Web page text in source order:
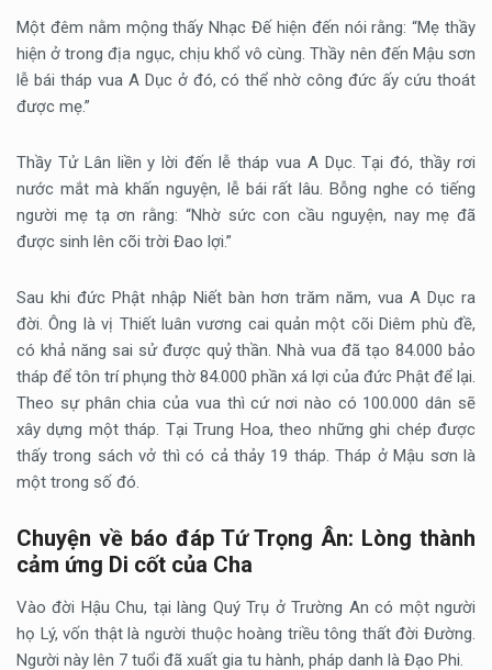
Một đêm nằm mộng thấy Nhạc Đế hiện đến nói rằng: “Mẹ thầy
hiện ở trong địa ngục, chịu khổ vô cùng. Thầy nên đến Mậu sơn
lễ bái tháp vua A Dục ở đó, có thể nhờ công đức ấy cứu thoát
được mẹ.”
Thầy Tử Lân liền y lời đến lễ tháp vua A Dục. Tại đó, thầy rơi
nước mắt mà khấn nguyện, lễ bái rất lâu. Bỗng nghe có tiếng
người mẹ tạ ơn rằng: “Nhờ sức con cầu nguyện, nay mẹ đã
được sinh lên cõi trời Đao lợi.”
Sau khi đức Phật nhập Niết bàn hơn trăm năm, vua A Dục ra
đời. Ông là vị Thiết luân vương cai quản một cõi Diêm phù đề,
có khả năng sai sử được quỷ thần. Nhà vua đã tạo 84.000 bảo
tháp để tôn trí phụng thờ 84.000 phần xá lợi của đức Phật để lại.
Theo sự phân chia của vua thì cứ nơi nào có 100.000 dân sẽ
xây dựng một tháp. Tại Trung Hoa, theo những ghi chép được
thấy trong sách vở thì có cả thảy 19 tháp. Tháp ở Mậu sơn là
một trong số đó.
Chuyện về báo đáp Tứ Trọng Ân: Lòng thành
cảm ứng Di cốt của Cha
Vào đời Hậu Chu, tại làng Quý Trụ ở Trường An có một người
họ Lý, vốn thật là người thuộc hoàng triều tông thất đời Đường.
Người này lên 7 tuổi đã xuất gia tu hành, pháp danh là Đạo Phi.